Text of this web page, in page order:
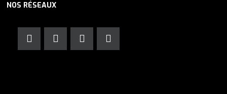
NOS RÉSEAUX